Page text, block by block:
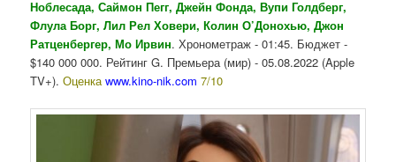
Ноблесада, Саймон Пегг, Джейн Фонда, Вупи Голдберг,
Флула Борг, Лил Рел Ховери, Колин О’Донохью, Джон
Ратценбергер, Мо Ирвин. Хронометраж - 01:45. Бюджет -
$140 000 000. Рейтинг G. Премьера (мир) - 05.08.2022 (Apple
TV+).Оценкаwww.kino-nik.com 7/10